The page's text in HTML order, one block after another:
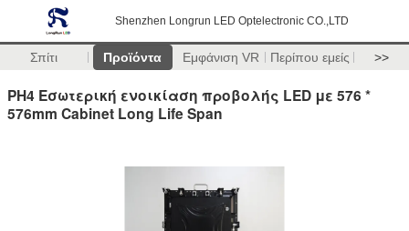
Shenzhen Longrun LED Optelectronic CO.,LTD
Σπίτι Προϊόντα Εμφάνιση VR Περίπου εμείς >>
PH4 Εσωτερική ενοικίαση προβολής LED με 576 *
576mm Cabinet Long Life Span